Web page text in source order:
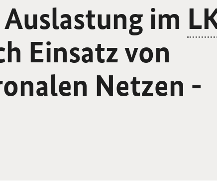
im
Einsatz von
Netzen -